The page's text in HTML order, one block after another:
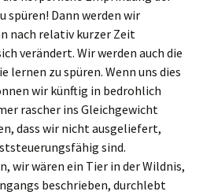
spüren! Dann werden wir
nach relativ kurzer Zeit
verändert. Wir werden auch die
lernen zu spüren. Wenn uns dies
wir künftig in bedrohlich
rascher ins Gleichgewicht
dass wir nicht ausgeliefert,
sind.
wir wären ein Tier in der Wildnis,
beschrieben, durchlebt